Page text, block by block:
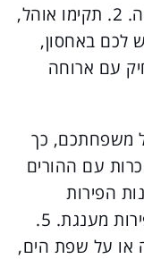
ותעשו יחד מסיבת תה מהנה וטעימה. 2. תקימו אוהל,
לכם באחסון,
עם ארוחה
משפחתכם, כך
עם ההורים
יחד לחנות הפירות
הקרובה ותכינו ביחד פאי או עוגת פירות מענגת. 5.
או על שפת הים,